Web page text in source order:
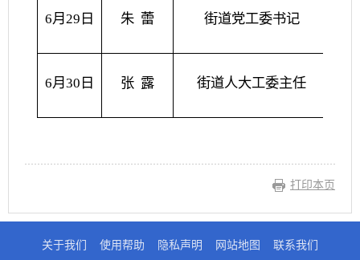
6月29日 朱 蕾 街道党工委书记
6月30日 张 露 街道人大工委主任
打印本页
关于我们 使用帮助 隐私声明 网站地图 联系我们